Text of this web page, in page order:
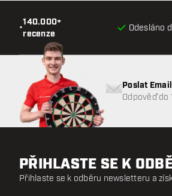
•
140.000+
recenze
Odesláno
Poslat Email
Odpověď do
PŘIHLASTE SE K
Přihlaste se k odběru newsletteru a